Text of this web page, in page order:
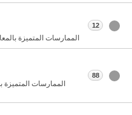
الممارسات المتميزة
12
الممارسات المتميزة
88